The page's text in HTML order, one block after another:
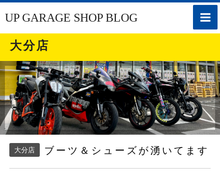
toggle
UP GARAGE SHOP BLOG
大分店
大分店 ブーツ＆シューズが湧いてます